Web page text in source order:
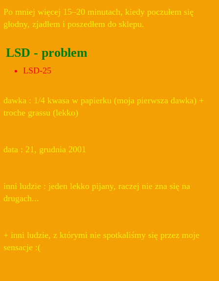
Po mniej więcej 15–20 minutach, kiedy poczułem się
głodny, zjadłem i poszedłem do sklepu.
LSD - problem
LSD-25
dawka : 1/4 kwasa w papierku (moja pierwsza dawka) +
troche grassu (lekko)
data : 21, grudnia 2001
inni ludzie : jeden lekko pijany, raczej nie zna się na
drugach...
+ inni ludzie, z którymi nie spotkaliśmy się przez moje
sensacje :(